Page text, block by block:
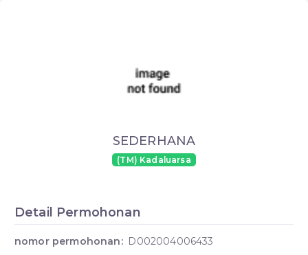
SEDERHANA
(TM) Kadaluarsa
Detail Permohonan
nomor permohonan: D002004006433